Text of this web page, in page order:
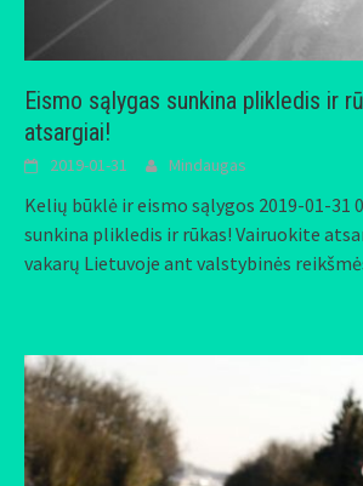
Eismo sąlygas sunkina plikledis ir
atsargiai!
2019-01-31 Mindaugas
Kelių būklė ir eismo sąlygos 2019-01-31
sunkina plikledis ir rūkas! Vairuokite
vakarų Lietuvoje ant valstybinės